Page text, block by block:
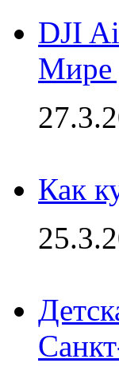
DJI
Мире
Как